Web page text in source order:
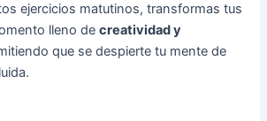
ejercicios matutinos, transformas tus
lleno decreatividad y
que se despierte tu mente de